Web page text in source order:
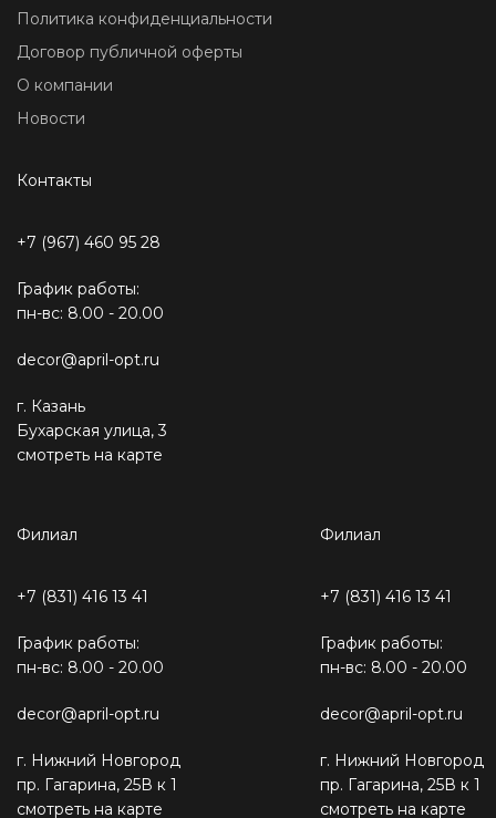
Политика конфиденциальности
Договор публичной оферты
О компании
Новости
Контакты
+7 (967) 460 95 28
График работы:
пн-вс: 8.00 - 20.00
decor@april-opt.ru
г. Казань
Бухарская улица, 3
смотреть на карте
Филиал
+7 (831) 416 13 41
График работы:
пн-вс: 8.00 - 20.00
decor@april-opt.ru
г. Нижний Новгород
пр. Гагарина, 25В к 1
смотреть на карте
Филиал
+7 (831) 416 13 41
График работы:
пн-вс: 8.00 - 20.00
decor@april-opt.ru
г. Нижний Новгород
пр. Гагарина, 25В к 1
смотреть на карте